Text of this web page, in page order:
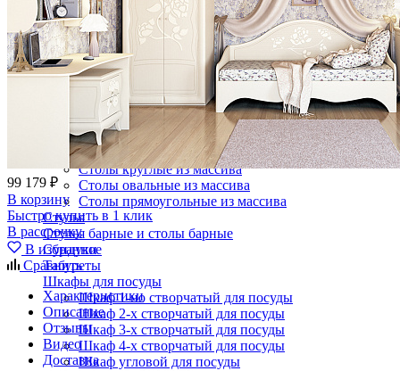
-28%
Столовая
Буфеты и бары
Комоды для кухни
Лавки и скамьи
Полки и ящики
Столы кофейные и чайные
Столы обеденные
Столы квадратные из массива
Столы круглые из массива
Столы овальные из массива
Столы прямоугольные из массива
Стулья
Стулья барные и столы барные
Сундуки
Табуреты
Шкафы для посуды
Шкаф 1-но створчатый для посуды
Шкаф 2-х створчатый для посуды
Шкаф 3-х створчатый для посуды
Шкаф 4-х створчатый для посуды
Шкаф угловой для посуды
99 179 ₽
В корзину
Быстро купить в 1 клик
В рассрочку
В избранное
Сравнить
Характеристики
Описание
Отзывы
Видео
Доставка